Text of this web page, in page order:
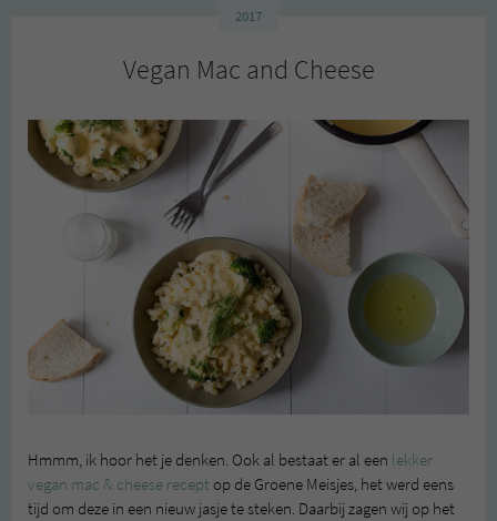
2017
Vegan Mac and Cheese
Hmmm, ik hoor het je denken. Ook al bestaat er al een lekker
vegan mac & cheese recept op de Groene Meisjes, het werd eens
tijd om deze in een nieuw jasje te steken. Daarbij zagen wij op het